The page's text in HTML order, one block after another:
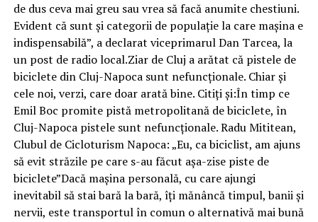
de dus ceva mai greu sau vrea să facă anumite chestiuni.
Evident că sunt și categorii de populație la care mașina e
indispensabilă”, a declarat viceprimarul Dan Tarcea, la
un post de radio local.Ziar de Cluj a arătat că pistele de
biciclete din Cluj-Napoca sunt nefuncționale. Chiar și
cele noi, verzi, care doar arată bine. Citiți și:În timp ce
Emil Boc promite pistă metropolitană de biciclete, în
Cluj-Napoca pistele sunt nefuncționale. Radu Mititean,
Clubul de Cicloturism Napoca: „Eu, ca biciclist, am ajuns
să evit străzile pe care s-au făcut așa-zise piste de
biciclete”Dacă mașina personală, cu care ajungi
inevitabil să stai bară la bară, îți mănâncă timpul, banii și
nervii, este transportul în comun o alternativă mai bună